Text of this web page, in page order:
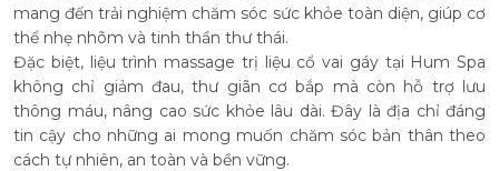
mang đến trải nghiệm chăm sóc sức khỏe toàn diện, giúp cơ
thể nhẹ nhõm và tinh thần thư thái.
Đặc biệt, liệu trình massage trị liệu cổ vai gáy tại Hum Spa
không chỉ giảm đau, thư giãn cơ bắp mà còn hỗ trợ lưu
thông máu, nâng cao sức khỏe lâu dài. Đây là địa chỉ đáng
tin cậy cho những ai mong muốn chăm sóc bản thân theo
cách tự nhiên, an toàn và bền vững.